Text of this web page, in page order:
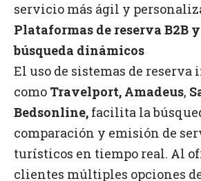
servicio más ágil y
Plataformas de reserva B2B
búsqueda dinámicos
El uso de sistemas de reserva
como Travelport, Amadeus,
Bedsonline, facilita la
comparación y emisión de
turísticos en tiempo real. Al
clientes múltiples opciones